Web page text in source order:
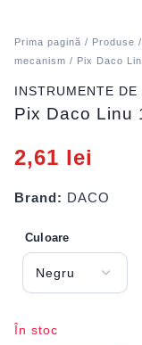
Prima pagină / Produse /
mecanism / Pix Daco
INSTRUMENTE DE
Pix Daco Linu
2,61 lei
Brand: DACO
Culoare
În stoc